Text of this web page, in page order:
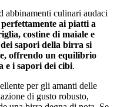
abbinamenti culinari audaci
ai piatti a
costine di maiale e
sapori della birra si
offrendo un equilibrio
e i sapori dei cibi.
per gli amanti delle
di gusto robusto,